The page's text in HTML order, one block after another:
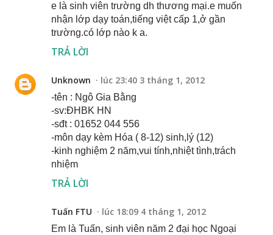
e là sinh viên trường dh thương mại.e muốn
nhận lớp dạy toán,tiếng việt cấp 1,ở gần
trường.có lớp nào k a.
TRẢ LỜI
Unknown lúc 23:40 3 tháng 1, 2012
-tên : Ngô Gia Bằng
-sv:ĐHBK HN
-sđt : 01652 044 556
-môn dạy kèm Hóa ( 8-12) sinh,lý (12)
-kinh nghiệm 2 năm,vui tính,nhiệt tình,trách
nhiệm
TRẢ LỜI
Tuấn FTU lúc 18:09 4 tháng 1, 2012
Em là Tuấn, sinh viên năm 2 đại học Ngoại